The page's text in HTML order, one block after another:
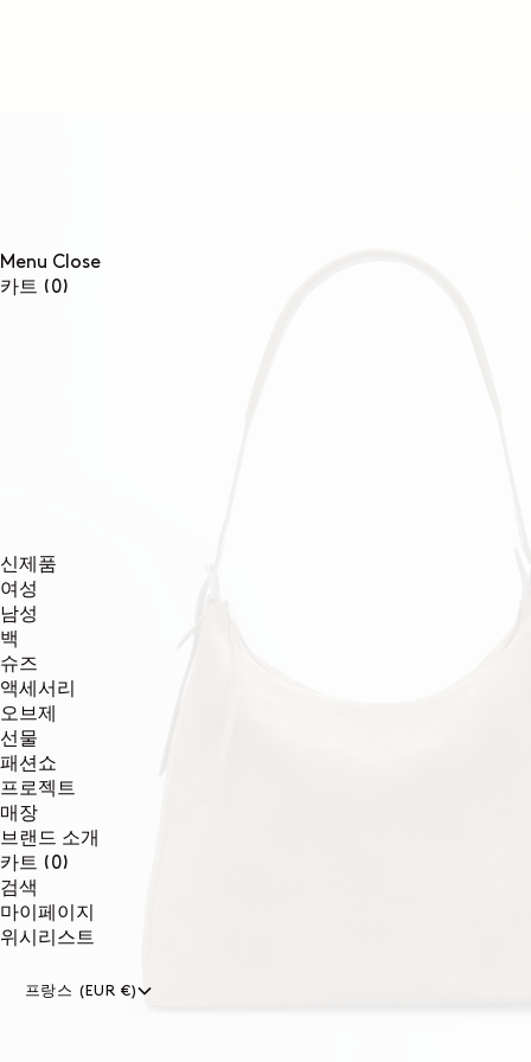
Menu Close
카트 (0)
신제품
여성
남성
백
슈즈
액세서리
오브제
선물
패션쇼
프로젝트
매장
브랜드 소개
카트 (0)
검색
마이페이지
위시리스트
프랑스 (EUR €)